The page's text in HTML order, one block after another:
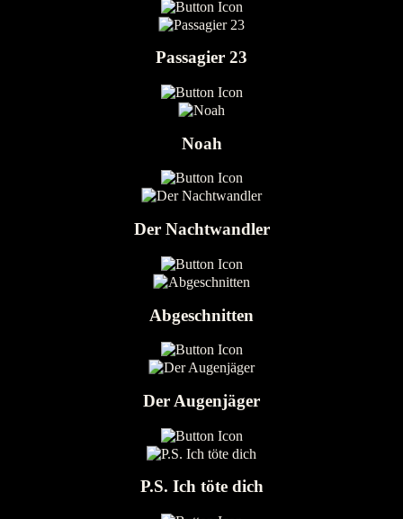
Passagier 23
Noah
Der Nachtwandler
Abgeschnitten
Der Augenjäger
P.S. Ich töte dich